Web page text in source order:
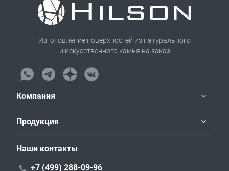
Изготовление поверхностей из натурального
и искусственного камня на заказ
Компания
Продукция
Наши контакты
+7 (499) 288-09-96